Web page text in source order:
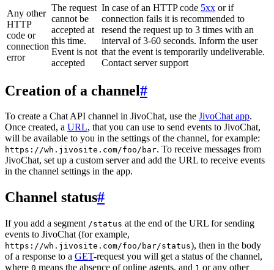
Any other
HTTP
code or
connection
error
The request
cannot be
accepted at
this time.
Event is not
accepted
In case of an HTTP code 5xx or if
connection fails it is recommended to
resend the request up to 3 times with an
interval of 3-60 seconds. Inform the user
that the event is temporarily undeliverable.
Contact server support
Creation of a channel#
To create a Chat API channel in JivoChat, use the JivoChat app.
Once created, a URL, that you can use to send events to JivoChat,
will be available to you in the settings of the channel, for example:
https://wh.jivosite.com/foo/bar. To receive messages from
JivoChat, set up a custom server and add the URL to receive events
in the channel settings in the app.
Channel status#
If you add a segment /status at the end of the URL for sending
events to JivoChat (for example,
https://wh.jivosite.com/foo/bar/status), then in the body
of a response to a GET-request you will get a status of the channel,
where 0 means the absence of online agents, and 1 or any other